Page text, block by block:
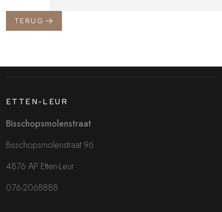
TERUG
ETTEN-LEUR
Bisschopsmolenstraat
Bisschopsmolenstraat 96
4876 AP Etten-Leur
076-2068888